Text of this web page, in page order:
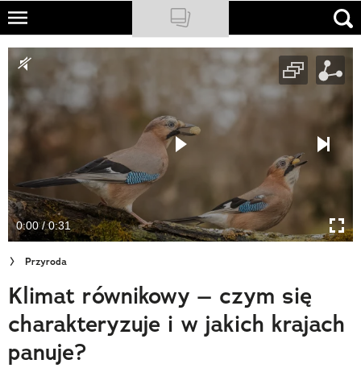
Skip
main
content
NATIONAL GEOGRAPHIC
TRAVELER
PODCASTY
Sklep
Newsletter
Cuda Polski
Wielki Konkurs Fotograficzny
Trendbook Podróżniczy
Polecane
0:00 / 0:31
Przyroda
Klimat równikowy – czym się
charakteryzuje i w jakich krajach
panuje?